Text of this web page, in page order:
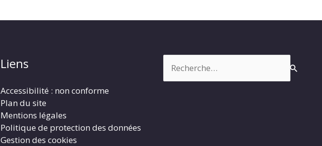
Liens
Accessibilité : non conforme
Plan du site
Mentions légales
Politique de protection des données
Gestion des cookies